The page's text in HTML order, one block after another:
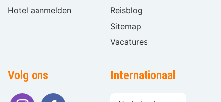
Hotel aanmelden
Reisblog
Sitemap
Vacatures
Volg ons Internationaal